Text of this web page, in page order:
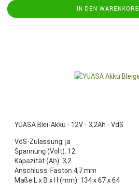
IN DEN WARENKORB
YUASA Blei-Akku - 12V - 3,2Ah - VdS
VdS-Zulassung: ja
Spannung (Volt): 12
Kapazität (Ah): 3,2
Anschluss: Faston 4,7 mm
Maße L x B x H (mm): 134 x 67 x 64